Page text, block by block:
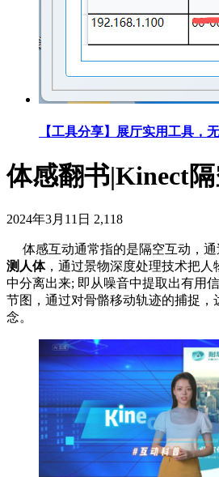
【工具分享】展厅实用工具，
体感翻书|Kinect
2024年3月11日 2,118
体感互动通常指的是隔空互动，通
测人体，通过景物深度处理技术把人
中分离出来; 即从噪音中提取出有用
节图，通过对骨骼移动轨迹的捕捉，
念。